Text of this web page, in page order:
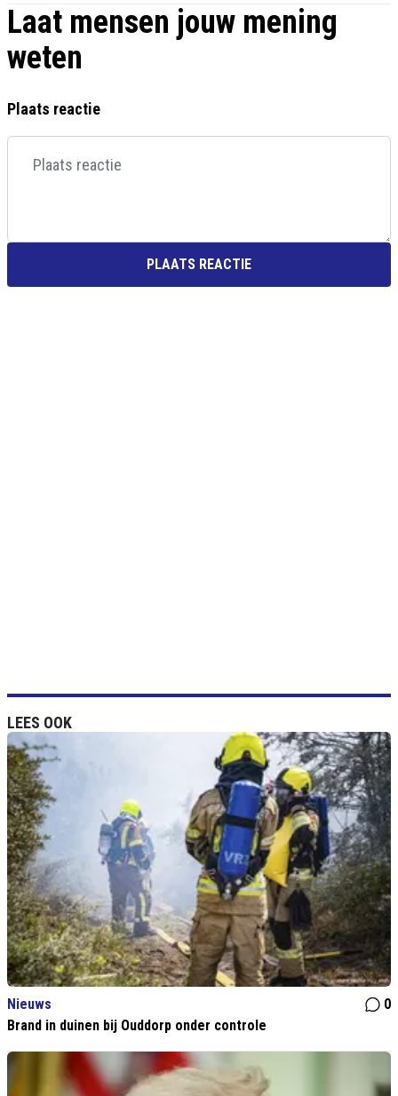
Laat mensen jouw mening
weten
Plaats reactie
PLAATS REACTIE
LEES OOK
Nieuws
0
Brand in duinen bij Ouddorp onder controle